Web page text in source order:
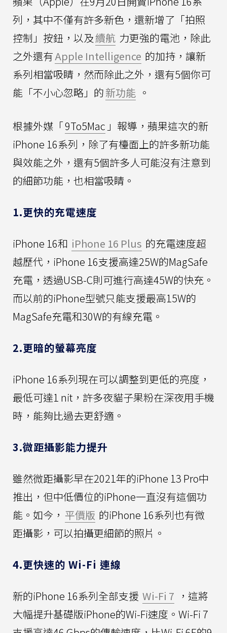
列，其中不僅有許多新色，還新增了「拍照
控制」按鈕，以及續航 力更強的電池，除此
之外還有Apple Intelligence 的加持，讓新
系列相當吸睛，然而除此之外，還有5個你可
能「不小心忽略」的新功能 。
根據外媒「9To5Mac 」報導，蘋果這次的新
iPhone 16系列，除了有檯面上的許多新功能
與效能之外，還有5個許多人可能沒有注意到
的細節功能，也相當吸睛。
1.更快的充電速度
iPhone 16和 iPhone 16 Plus 的充電速度超
越歷代，iPhone 16支援高達25W的MagSafe
充電，透過USB-C則可進行高達45W的快充。
而以前的iPhone型號只能支援最高15W的
MagSafe充電和30W的有線充電。
2.更暗的螢幕亮度
iPhone 16系列現在可以調整到更低的亮度，
最低可達1 nit，許多夜貓子果粉在深夜用手機
時，能夠比過去更舒適。
3.微距攝影能力提升
雖然微距攝影早在2021年的iPhone 13 Pro中
推出，但中低價位的iPhone一直沒有這個功
能。如今， 平價版 的iPhone 16系列也有微
距攝影，可以拍攝更細節的照片。
4.更快速的 Wi-Fi 連線
新的iPhone 16系列全部支援 Wi-Fi 7 ，這將
大幅提升基礎版iPhone的Wi-Fi速度。Wi-Fi 7